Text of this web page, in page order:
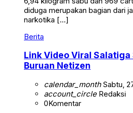
diduga merupakan bagian dari
narkotika […]
Berita
Link Video Viral Salatiga
Buruan Netizen
calendar_monthSabtu,
account_circleRedaksi
0Komentar